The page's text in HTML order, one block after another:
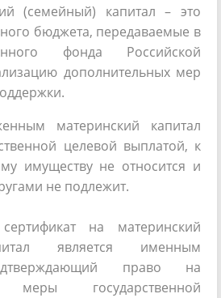
(семейный) капитал – это
бюджета, передаваемые в
фонда Российской
дополнительных мер
материнский капитал
целевой выплатой, к
имуществу не относится и
не подлежит.
сертификат на материнский
является именным
право на
меры государственной